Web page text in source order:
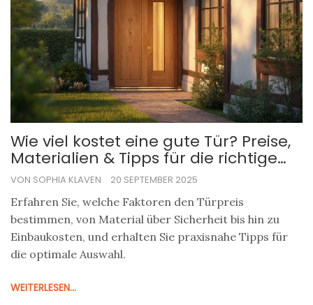
Wie viel kostet eine gute Tür? Preise,
Materialien & Tipps für die richtige
Wahl
VON SOPHIA KLAVEN 20 SEPTEMBER 2025
Erfahren Sie, welche Faktoren den Türpreis
bestimmen, von Material über Sicherheit bis hin zu
Einbaukosten, und erhalten Sie praxisnahe Tipps für
die optimale Auswahl.
WEITERLESEN...